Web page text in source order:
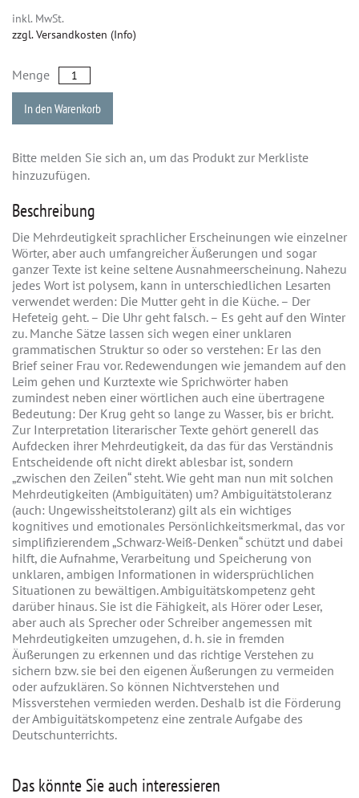
inkl. MwSt.
zzgl. Versandkosten (Info)
Menge
In den Warenkorb
Bitte melden Sie sich an, um das Produkt zur Merkliste
hinzuzufügen.
Beschreibung
Die Mehrdeutigkeit sprachlicher Erscheinungen wie einzelner
Wörter, aber auch umfangreicher Äußerungen und sogar
ganzer Texte ist keine seltene Ausnahmeerscheinung. Nahezu
jedes Wort ist polysem, kann in unterschiedlichen Lesarten
verwendet werden: Die Mutter geht in die Küche. – Der
Hefeteig geht. – Die Uhr geht falsch. – Es geht auf den Winter
zu. Manche Sätze lassen sich wegen einer unklaren
grammatischen Struktur so oder so verstehen: Er las den
Brief seiner Frau vor. Redewendungen wie jemandem auf den
Leim gehen und Kurztexte wie Sprichwörter haben
zumindest neben einer wörtlichen auch eine übertragene
Bedeutung: Der Krug geht so lange zu Wasser, bis er bricht.
Zur Interpretation literarischer Texte gehört generell das
Aufdecken ihrer Mehrdeutigkeit, da das für das Verständnis
Entscheidende oft nicht direkt ablesbar ist, sondern
„zwischen den Zeilen“ steht. Wie geht man nun mit solchen
Mehrdeutigkeiten (Ambiguitäten) um? Ambiguitätstoleranz
(auch: Ungewissheitstoleranz) gilt als ein wichtiges
kognitives und emotionales Persönlichkeitsmerkmal, das vor
simplifizierendem „Schwarz-Weiß-Denken“ schützt und dabei
hilft, die Aufnahme, Verarbeitung und Speicherung von
unklaren, ambigen Informationen in widersprüchlichen
Situationen zu bewältigen. Ambiguitätskompetenz geht
darüber hinaus. Sie ist die Fähigkeit, als Hörer oder Leser,
aber auch als Sprecher oder Schreiber angemessen mit
Mehrdeutigkeiten umzugehen, d. h. sie in fremden
Äußerungen zu erkennen und das richtige Verstehen zu
sichern bzw. sie bei den eigenen Äußerungen zu vermeiden
oder aufzuklären. So können Nichtverstehen und
Missverstehen vermieden werden. Deshalb ist die Förderung
der Ambiguitätskompetenz eine zentrale Aufgabe des
Deutschunterrichts.
Das könnte Sie auch interessieren